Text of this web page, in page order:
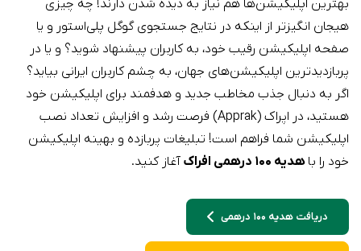
بهترین اپلیکیشن‌ها هم نیاز به دیده شدن دارند! چه چیزی
هیجان انگیزتر از اینکه در نتایج جستجوی گوگل پلی‌استور و یا
صفحه اپلیکیشن رقیب خود، به کاربران پیشنهاد شوید؟ و یا در
پربازدیدترین اپلیکیشن‌های جهان، به چشم کاربران ایرانی بیاید؟
اگر به دنبال جذب مخاطب جدید و هدفمند برای اپلیکیشن خود
هستید، در اپراک (Apprak) فرصت رشد و افزایش تعداد نصب
اپلیکیشن شما فراهم است! تبلیغات پربازده و بهینه اپلیکیشن
خود را با هدیه ۱۰۰ درهمی افراک آغاز کنید.
دریافت هدیه ۱۰۰ درهمی